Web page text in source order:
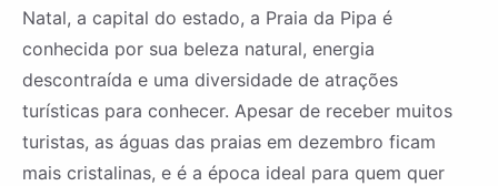
Natal, a capital do estado, a Praia da Pipa é
conhecida por sua beleza natural, energia
descontraída e uma diversidade de atrações
turísticas para conhecer. Apesar de receber muitos
turistas, as águas das praias em dezembro ficam
mais cristalinas, e é a época ideal para quem quer